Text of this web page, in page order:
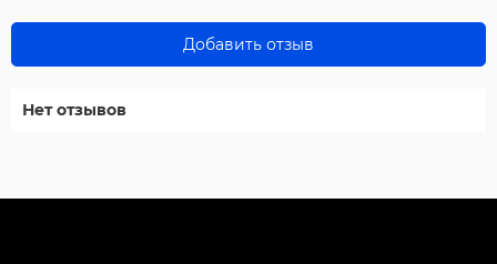
Добавить отзыв
Нет отзывов